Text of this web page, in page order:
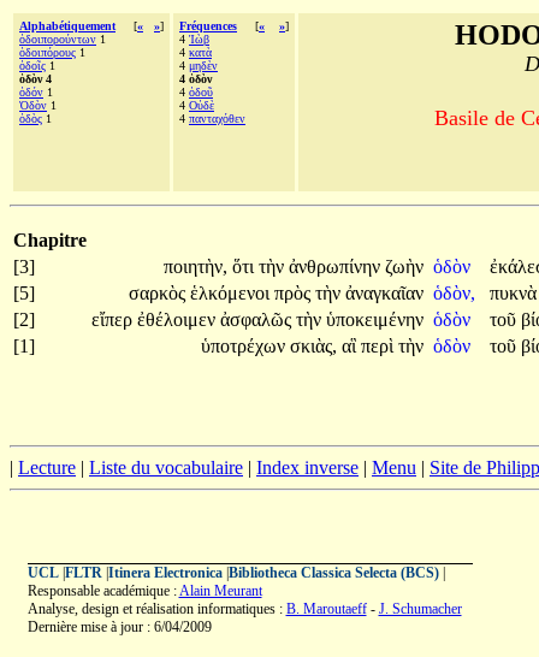
Alphabétiquement [« »]
ὁδοιπορούντων 1
ὁδοιπόρους 1
ὁδοῖς 1
ὁδὸν 4
ὁδόν 1
Ὁδὸν 1
ὁδὸς 1
Fréquences [« »]
4 Ἰὼβ
4 κατὰ
4 μηδὲν
4 ὁδὸν
4 ὁδοῦ
4 Οὐδὲ
4 πανταχόθεν Basile de
Chapitre
[3]
ποιητὴν, ὅτι τὴν ἀνθρωπίνην ζωὴν ὁδὸν
[5]
σαρκὸς ἑλκόμενοι πρὸς τὴν ἀναγκαῖαν ὁδὸν,
[2]
εἴπερ ἐθέλοιμεν ἀσφαλῶς τὴν ὑποκειμένην ὁδὸν τοῦ
[1]
ὑποτρέχων σκιὰς, αἳ περὶ τὴν ὁδὸν τοῦ
| Lecture | Liste du vocabulaire | Index inverse | Menu | Site de
UCL| FLTR| Itinera Electronica| Bibliotheca Classica Selecta (BCS)|
Responsable académique :Alain Meurant
Analyse, design et réalisation informatiques : B. Maroutaeff- J. Schumacher
Dernière mise à jour : 6/04/2009